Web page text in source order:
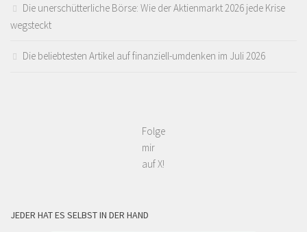
Die unerschütterliche Börse: Wie der Aktienmarkt 2026 jede Krise
wegsteckt
Die beliebtesten Artikel auf finanziell-umdenken im Juli 2026
Folge
mir
auf X!
JEDER HAT ES SELBST IN DER HAND